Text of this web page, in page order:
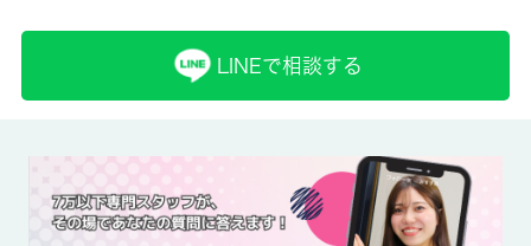
取引形態
初期費用のクレジット決済が可能
ローソン 横浜神大寺一丁目店まで徒歩2分と近場にコンビニがあ
るのもポイント。TVインターホン付きなので、部屋から訪問者の
LINEで相談する